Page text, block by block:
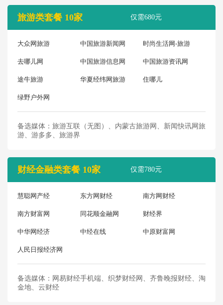
旅游类套餐 10家 仅需680元
大众网旅游 中国旅游新闻网 时尚生活网-旅游
去哪儿网 中国旅游信息网 中国旅游资讯网
途牛旅游 华夏经纬网旅游 住哪儿
绿野户外网
备选媒体：旅游互联（无图）、内蒙古旅游网、新闻快讯网旅
游、游多多、旅游界
财经金融类套餐 10家 仅需780元
慧聪网产经 东方网财经 南方网财经
南方财富网 同花顺金融网 财经界
中华网经济 中经在线 中原财富网
人民日报经济网
备选媒体：网易财经手机端、织梦财经网、齐鲁晚报财经、淘
金地、云财经